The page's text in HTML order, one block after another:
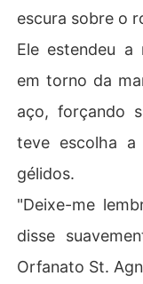
escura sobre o
Ele estendeu a
em torno da
aço, forçando
teve escolha
gélidos.
"Deixe-me
disse
Orfanato St.